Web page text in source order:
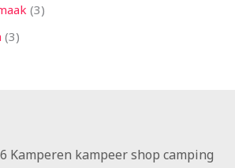
3
3
Kamperen kampeer shop camping